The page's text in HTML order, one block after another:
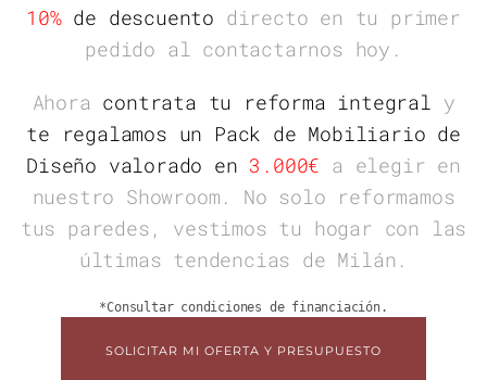
10%de descuento directo en tu primer
pedido al contactarnos hoy.
Ahora contrata tu reforma integral
y
te regalamos un Pack de Mobiliario de
Diseño valorado en 3.000€ a elegir en
nuestro Showroom. No solo reformamos
tus paredes, vestimos tu hogar con las
últimas tendencias de Milán.
*Consultar condiciones de financiación.
SOLICITAR MI OFERTA Y PRESUPUESTO